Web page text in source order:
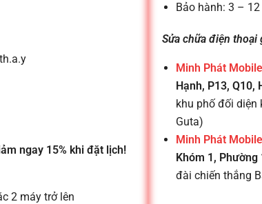
ngay 15% khi đặt lịch!
2 máy trở lên
Bảo hành: 3 –
Sửa chữa điện thoại
Minh Phát
Hạnh, P13, Q10,
khu phố đối diện
Guta)
Minh Phát
Khóm 1, Phường
đài chiến thắng